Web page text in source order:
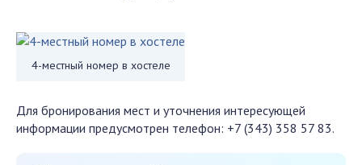
4-местный номер в хостеле
Для бронирования мест и уточнения интересующей
информации предусмотрен телефон: +7 (343) 358 57 83.